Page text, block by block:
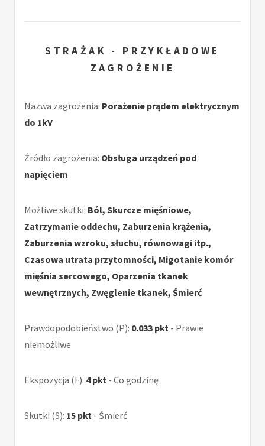
STRAŻAK - PRZYKŁADOWE
ZAGROŻENIE
Nazwa zagrożenia: Porażenie prądem elektrycznym
do 1kV
Źródło zagrożenia: Obsługa urządzeń pod
napięciem
Możliwe skutki: Ból, Skurcze mięśniowe,
Zatrzymanie oddechu, Zaburzenia krążenia,
Zaburzenia wzroku, słuchu, równowagi itp.,
Czasowa utrata przytomności, Migotanie komór
mięśnia sercowego, Oparzenia tkanek
wewnętrznych, Zwęglenie tkanek, Śmierć
Prawdopodobieństwo (P): 0.033 pkt - Prawie
niemożliwe
Ekspozycja (F): 4 pkt - Co godzinę
Skutki (S): 15 pkt - Śmierć